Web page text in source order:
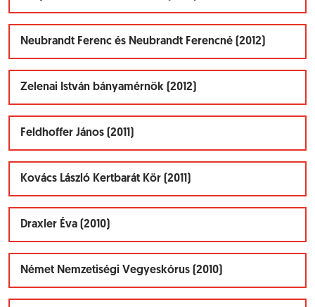
Neubrandt Ferenc és Neubrandt Ferencné (2012)
Zelenai István bányamérnök (2012)
Feldhoffer János (2011)
Kovács László Kertbarát Kör (2011)
Draxler Éva (2010)
Német Nemzetiségi Vegyeskórus (2010)